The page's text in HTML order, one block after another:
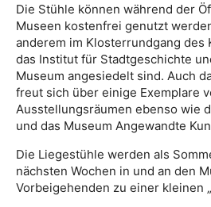
Die Stühle können während der
Museen kostenfrei genutzt
anderem im Klosterrundgang des
das Institut für Stadtgeschichte
Museum angesiedelt sind. Auch
freut sich über einige Exemplare
Ausstellungsräumen ebenso wie
und das Museum Angewandte
Die Liegestühle werden als
nächsten Wochen in und an den
Vorbeigehenden zu einer kleinen